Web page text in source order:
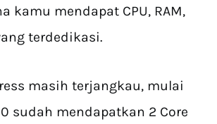
kamu mendapat CPU, RAM,
terdedikasi.
masih terjangkau, mulai
sudah mendapatkan 2 Core